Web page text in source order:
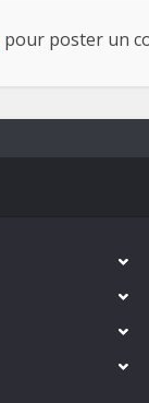
pour poster un